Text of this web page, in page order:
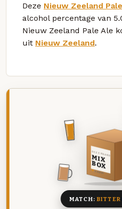
Deze Nieuw Zeeland
alcohol percentage van
Nieuw Zeeland Pale Ale
uit Nieuw Zeeland.
DEZE MAAND
MIX
BOX
8 BIEREN
MATCH: BITTER